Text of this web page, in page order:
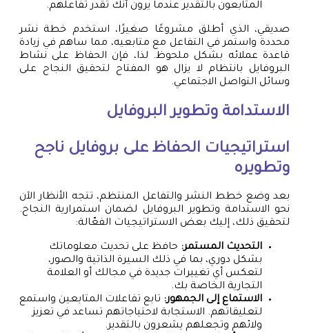
المتابعون بالتقدير عندما يرون أنك تقدر تفاعلهم.
صديقي، الذي أطلق مشروعًا صغيرًا، استخدم خطة نشر
محددة واستمر في التفاعل مع متابعيه، مما ساهم في زيادة
قاعدة عملائه بشكل ملحوظ. لذا، فإن الحفاظ على نشاط
البروفايل بانتظام لا يزال هو المفتاح لتحقيق النجاح على
وسائل التواصل الاجتماعي.
الاستدامة وتطوير البروفايل
استراتيجيات الحفاظ على بروفايل ناجح
وتطويره
بعد وضع خطط النشر والتفاعل المنتظم، تتجه الأنظار الآن
نحو الاستدامة وتطوير البروفايل لضمان استمرارية النجاح.
لتحقيق ذلك، إليك بعض الاستراتيجيات الفعّالة:
التحديث المستمر: حافظ على تحديث معلوماتك
بشكل دوري، بما في ذلك السيرة الذاتية والصور،
لتعكس أي تغييرات جديدة في مجالك أو العلامة
التجارية الخاصة بك.
الاستماع إلى الجمهور: تابع تفاعلات المتابعين واستمع
لتعليقاتهم. الاستجابة لاحتياجاتهم تساعد في تعزيز
ولائهم وتجعلهم يشعرون بالتقدير.